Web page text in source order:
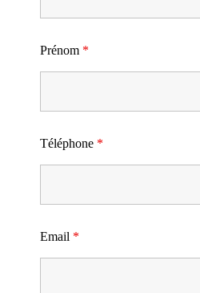
Prénom *
Téléphone *
Email *